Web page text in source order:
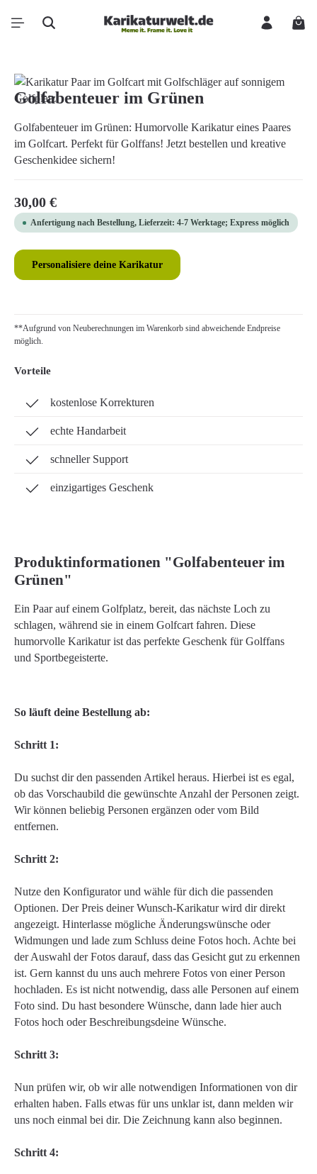
Zum Hauptinhalt springen
Bildergalerie überspringen
Golfabenteuer im Grünen
Golfabenteuer im Grünen: Humorvolle Karikatur eines Paares
im Golfcart. Perfekt für Golffans! Jetzt bestellen und kreative
Geschenkidee sichern!
Regulärer Preis:
30,00 €
Anfertigung nach Bestellung, Lieferzeit: 4-7 Werktage; Express möglich
Personalisiere deine Karikatur
**Aufgrund von Neuberechnungen im Warenkorb sind abweichende Endpreise
möglich.
Vorteile
kostenlose Korrekturen
echte Handarbeit
schneller Support
einzigartiges Geschenk
Produktinformationen "Golfabenteuer im
Grünen"
Ein Paar auf einem Golfplatz, bereit, das nächste Loch zu
schlagen, während sie in einem Golfcart fahren. Diese
humorvolle Karikatur ist das perfekte Geschenk für Golffans
und Sportbegeisterte.
So läuft deine Bestellung ab:
Schritt 1:
Du suchst dir den passenden Artikel heraus. Hierbei ist es egal,
ob das Vorschaubild die gewünschte Anzahl der Personen zeigt.
Wir können beliebig Personen ergänzen oder vom Bild
entfernen.
Schritt 2:
Nutze den Konfigurator und wähle für dich die passenden
Optionen. Der Preis deiner Wunsch-Karikatur wird dir direkt
angezeigt. Hinterlasse mögliche Änderungswünsche oder
Widmungen und lade zum Schluss deine Fotos hoch. Achte bei
der Auswahl der Fotos darauf, dass das Gesicht gut zu erkennen
ist. Gern kannst du uns auch mehrere Fotos von einer Person
hochladen. Es ist nicht notwendig, dass alle Personen auf einem
Foto sind. Du hast besondere Wünsche, dann lade hier auch
Fotos hoch oder Beschreibungsdeine Wünsche.
Schritt 3:
Nun prüfen wir, ob wir alle notwendigen Informationen von dir
erhalten haben. Falls etwas für uns unklar ist, dann melden wir
uns noch einmal bei dir. Die Zeichnung kann also beginnen.
Schritt 4: